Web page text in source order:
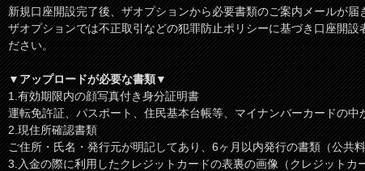
新規口座開設完了後、ザオプションから必要書類のご案内メールが届
ザオプションでは不正取引などの犯罪防止ポリシーに基づき口座開
ださい。
▼アップロードが必要な書類▼
1.有効期限内の顔写真付き身分証明書
運転免許証、パスポート、住民基本台帳等、マイナンバーカードの中
2.現住所確認書類
ご住所・氏名・発行元が明記してあり、6ヶ月以内発行の書類（公共
3.入金の際に利用したクレジットカードの表裏の画像（クレジットカ